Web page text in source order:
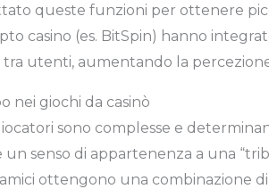
queste funzioni per ottenere
casino (es. BitSpin) hanno
utenti, aumentando la
nei giochi da casinò
sono complesse e
senso di appartenenza a una
ottengono una combinazione